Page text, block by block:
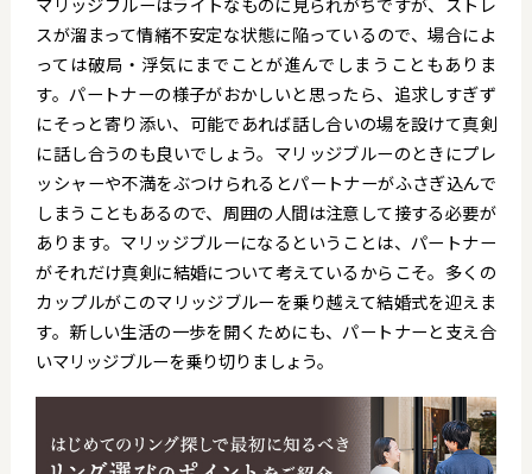
スが溜まって情緒不安定な状態に陥っているので、場合によ
っては破局・浮気にまでことが進んでしまうこともありま
す。パートナーの様子がおかしいと思ったら、追求しすぎず
にそっと寄り添い、可能であれば話し合いの場を設けて真剣
に話し合うのも良いでしょう。マリッジブルーのときにプレ
ッシャーや不満をぶつけられるとパートナーがふさぎ込んで
しまうこともあるので、周囲の人間は注意して接する必要が
あります。マリッジブルーになるということは、パートナー
がそれだけ真剣に結婚について考えているからこそ。多くの
カップルがこのマリッジブルーを乗り越えて結婚式を迎えま
す。新しい生活の一歩を開くためにも、パートナーと支え合
いマリッジブルーを乗り切りましょう。